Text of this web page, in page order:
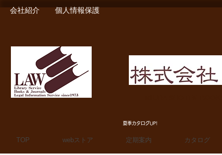
会社紹介 個人情報保護
夏季カタログUP!
TOP webストア 定期案内 カタログ